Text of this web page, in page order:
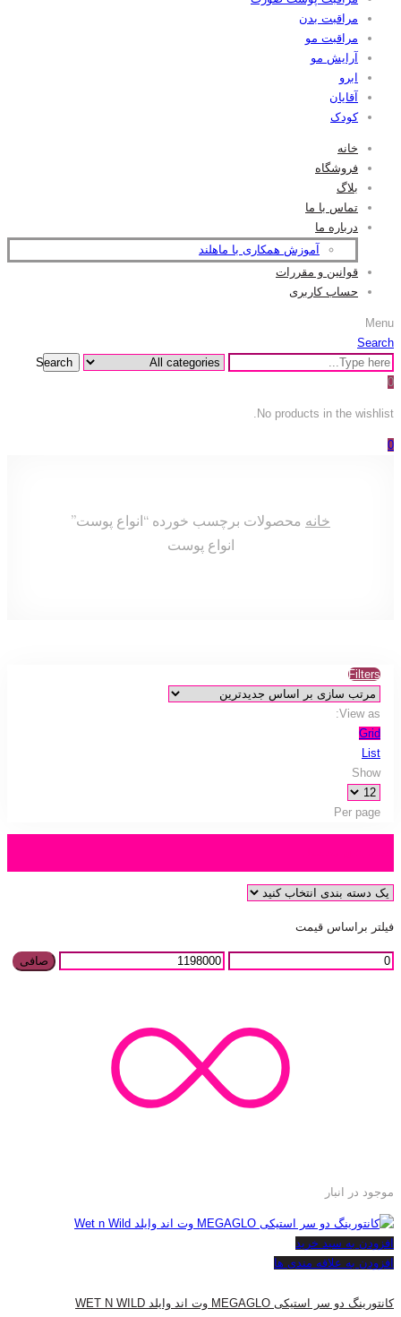
مراقبت بدن
مراقبت مو
آرایش مو
ابرو
آقایان
کودک
خانه
فروشگاه
بلاگ
تماس با ما
درباره ما
آموزش همکاری با ماهلند
قوانین و مقررات
حساب کاربری
Menu
Search
Search
0
No products in the wishlist.
0
خانه محصولات برچسب خورده “انواع پوست”
انواع پوست
Filters
View as:
Grid
List
Show
Per page
فیلتر براساس قیمت
صافی
موجود در انبار
افزودن به سبد خرید
افزودن به علاقه مندی ها
کانتورینگ دو سر استیکی MEGAGLO وت اند وایلد WET N WILD